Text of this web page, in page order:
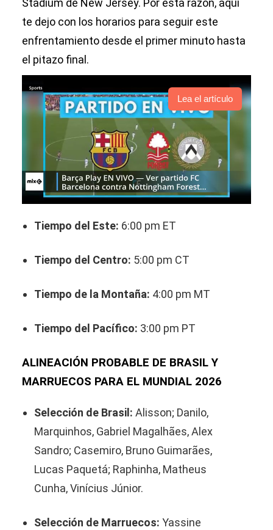
Stadium de New Jersey. Por esta razón, aquí
te dejo con los horarios para seguir este
enfrentamiento desde el primer minuto hasta
el pitazo final.
Lea el artículo
Tiempo del Este: 6:00 pm ET
Tiempo del Centro: 5:00 pm CT
Tiempo de la Montaña: 4:00 pm MT
Tiempo del Pacífico: 3:00 pm PT
ALINEACIÓN PROBABLE DE BRASIL Y
MARRUECOS PARA EL MUNDIAL 2026
Selección de Brasil: Alisson; Danilo,
Marquinhos, Gabriel Magalhães, Alex
Sandro; Casemiro, Bruno Guimarães,
Lucas Paquetá; Raphinha, Matheus
Cunha, Vinícius Júnior.
Selección de Marruecos: Yassine